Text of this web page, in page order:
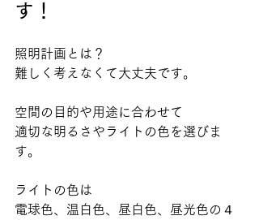
す！
照明計画とは？
難しく考えなくて大丈夫です。
空間の目的や用途に合わせて
適切な明るさやライトの色を選びま
す。
ライトの色は
電球色、温白色、昼白色、昼光色の４